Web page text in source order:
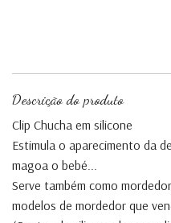
Descrição do produto
Clip Chucha em silicone
Estimula o aparecimento da
magoa o bebé...
Serve também como
modelos de mordedor que